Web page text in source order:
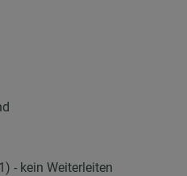
- kein Weiterleiten